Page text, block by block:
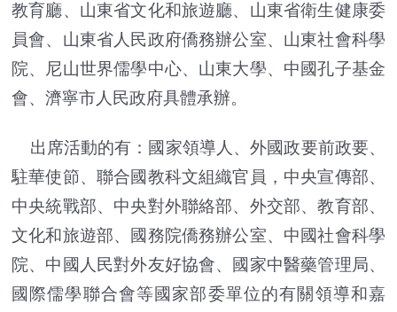
教育廳、山東省文化和旅遊廳、山東省衛生健康委
員會、山東省人民政府僑務辦公室、山東社會科學
院、尼山世界儒學中心、山東大學、中國孔子基金
會、濟寧市人民政府具體承辦。
出席活動的有：國家領導人、外國政要前政要、
駐華使節、聯合國教科文組織官員，中央宣傳部、
中央統戰部、中央對外聯絡部、外交部、教育部、
文化和旅遊部、國務院僑務辦公室、中國社會科學
院、中國人民對外友好協會、國家中醫藥管理局、
國際儒學聯合會等國家部委單位的有關領導和嘉